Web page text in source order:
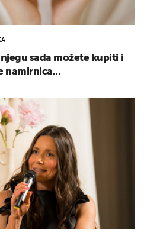
sada možete kupiti i
namirnica...